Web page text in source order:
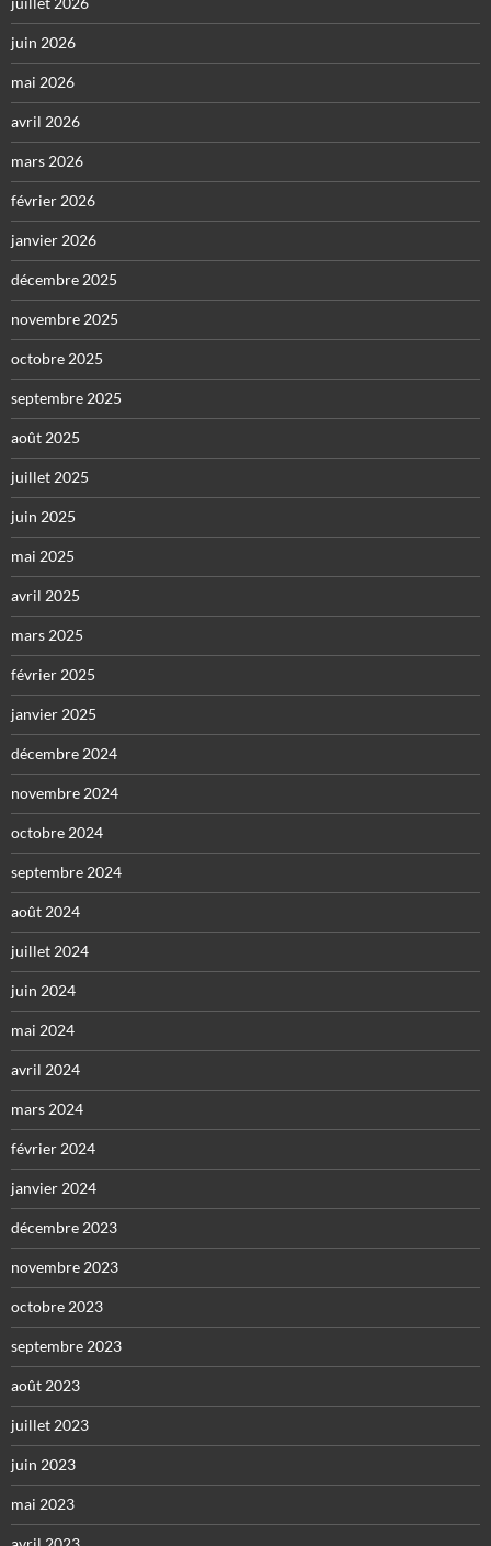
juin 2026
mai 2026
avril 2026
mars 2026
février 2026
janvier 2026
décembre 2025
novembre 2025
octobre 2025
septembre 2025
août 2025
juillet 2025
juin 2025
mai 2025
avril 2025
mars 2025
février 2025
janvier 2025
décembre 2024
novembre 2024
octobre 2024
septembre 2024
août 2024
juillet 2024
juin 2024
mai 2024
avril 2024
mars 2024
février 2024
janvier 2024
décembre 2023
novembre 2023
octobre 2023
septembre 2023
août 2023
juillet 2023
juin 2023
mai 2023